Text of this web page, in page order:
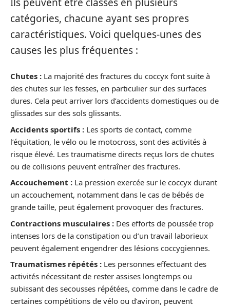
catégories, chacune ayant ses propres
caractéristiques. Voici quelques-unes des
causes les plus fréquentes :
Chutes : La majorité des fractures du coccyx font suite à
des chutes sur les fesses, en particulier sur des surfaces
dures. Cela peut arriver lors d’accidents domestiques ou de
glissades sur des sols glissants.
Accidents sportifs : Les sports de contact, comme
l’équitation, le vélo ou le motocross, sont des activités à
risque élevé. Les traumatisme directs reçus lors de chutes
ou de collisions peuvent entraîner des fractures.
Accouchement : La pression exercée sur le coccyx durant
un accouchement, notamment dans le cas de bébés de
grande taille, peut également provoquer des fractures.
Contractions musculaires : Des efforts de poussée trop
intenses lors de la constipation ou d’un travail laborieux
peuvent également engendrer des lésions coccygiennes.
Traumatismes répétés : Les personnes effectuant des
activités nécessitant de rester assises longtemps ou
subissant des secousses répétées, comme dans le cadre de
certaines compétitions de vélo ou d’aviron, peuvent